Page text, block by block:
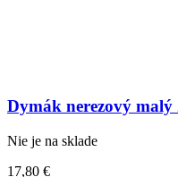
Dymák nerezový malý
Nie je na sklade
17,80 €